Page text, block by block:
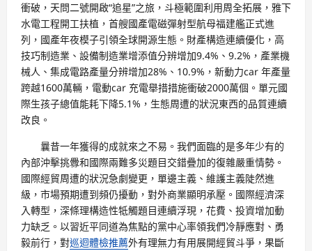
衝破，天問二號開啟“追星”之旅，斗極範圍利用周全拓展，雅下
水電工程開工扶植，首艘國產電磁彈射型航母福建艦正式進
列，國產年夜模子引領全球開源生態。財產構造連續優化，高
技巧制造業、設備制造業增添值分辨增加9.4%、9.2%，產業機
械人、集成電路產量分辨增加28%、10.9%，新動力car 年產量
跨越1600萬輛，電動car 充電舉措措施衝破2000萬個。單元國
際生孩子總值能耗下降5.1%，生態周遭的狀況東西的品質連續
改良。
曩昔一年獲得的成就來之不易。我們面臨的是多年少有的
內部沖擊挑釁和國際兩難多災題目交錯疊加的復雜嚴重情勢。
國際經貿周遭的狀況急劇變更，單邊主義、維護主義陡然進
級，市場預期遭到頻仍擾動，對外商業顯明承壓。國際經濟深
入轉型，深條理構造性牴觸題目連續浮現，花費、投資增加動
力缺乏。以習近平同道為焦點的黨中心率領我們冷靜應對、勇
毅前行，對巡迴體檢推薦外有理無力有用展開經貿斗爭，果斷